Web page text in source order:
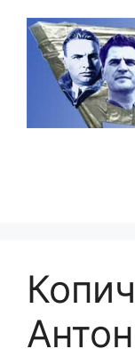
содержимому